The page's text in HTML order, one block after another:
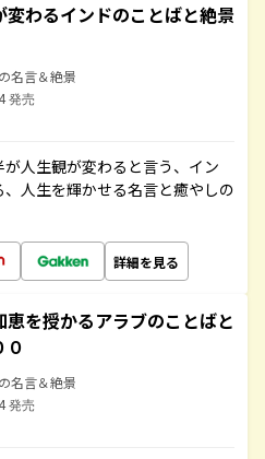
変わるインドのことばと絶景
名言＆絶景
発売
人生観が変わると言う、イン
人生を輝かせる名言と癒やしの
詳細を見る
恵を授かるアラブのことばと
０
名言＆絶景
発売